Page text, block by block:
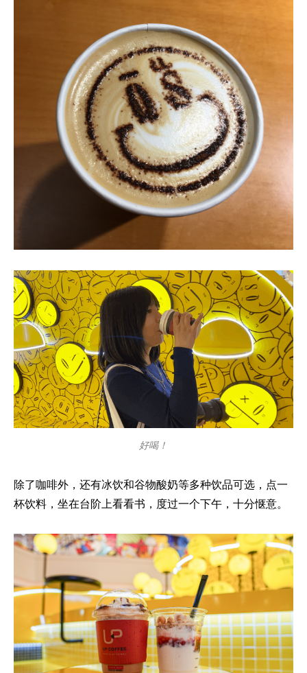
好喝！
除了咖啡外，还有冰饮和谷物酸奶等多种饮品可选，点一
杯饮料，坐在台阶上看看书，度过一个下午，十分惬意。